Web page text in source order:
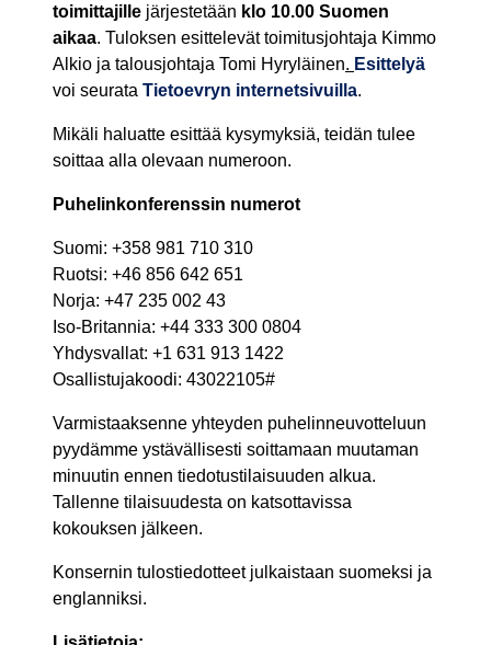
toimittajille järjestetään klo 10.00 Suomen
aikaa. Tuloksen esittelevät toimitusjohtaja Kimmo
Alkio ja talousjohtaja Tomi Hyryläinen. Esittelyä
voi seurata Tietoevryn internetsivuilla.
Mikäli haluatte esittää kysymyksiä, teidän tulee
soittaa alla olevaan numeroon.
Puhelinkonferenssin numerot
Suomi: +358 981 710 310
Ruotsi: +46 856 642 651
Norja: +47 235 002 43
Iso-Britannia: +44 333 300 0804
Yhdysvallat: +1 631 913 1422
Osallistujakoodi: 43022105#
Varmistaaksenne yhteyden puhelinneuvotteluun
pyydämme ystävällisesti soittamaan muutaman
minuutin ennen tiedotustilaisuuden alkua.
Tallenne tilaisuudesta on katsottavissa
kokouksen jälkeen.
Konsernin tulostiedotteet julkaistaan suomeksi ja
englanniksi.